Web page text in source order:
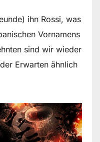
ihn Rossi, was
Vornamens
sind wir wieder
Erwarten ähnlich